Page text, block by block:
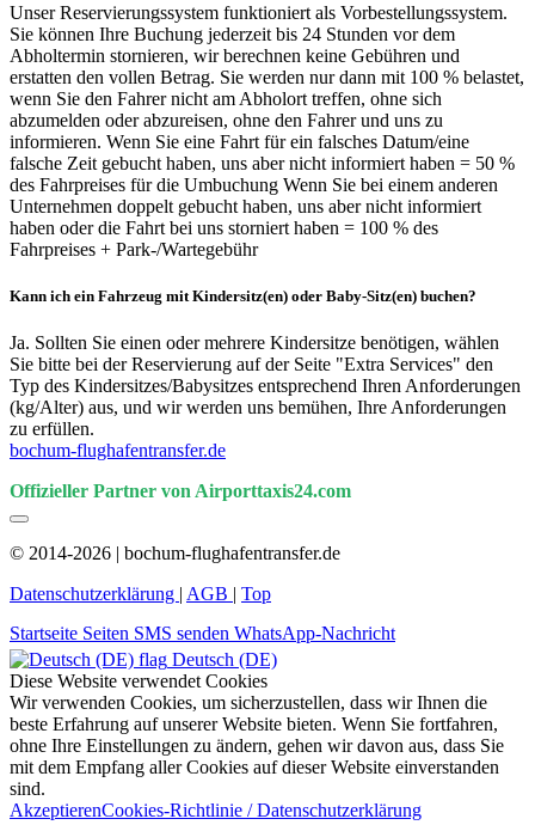
Unser Reservierungssystem funktioniert als Vorbestellungssystem.
Sie können Ihre Buchung jederzeit bis 24 Stunden vor dem
Abholtermin stornieren, wir berechnen keine Gebühren und
erstatten den vollen Betrag. Sie werden nur dann mit 100 % belastet,
wenn Sie den Fahrer nicht am Abholort treffen, ohne sich
abzumelden oder abzureisen, ohne den Fahrer und uns zu
informieren. Wenn Sie eine Fahrt für ein falsches Datum/eine
falsche Zeit gebucht haben, uns aber nicht informiert haben = 50 %
des Fahrpreises für die Umbuchung Wenn Sie bei einem anderen
Unternehmen doppelt gebucht haben, uns aber nicht informiert
haben oder die Fahrt bei uns storniert haben = 100 % des
Fahrpreises + Park-/Wartegebühr
Kann ich ein Fahrzeug mit Kindersitz(en) oder Baby-Sitz(en) buchen?
Ja. Sollten Sie einen oder mehrere Kindersitze benötigen, wählen
Sie bitte bei der Reservierung auf der Seite "Extra Services" den
Typ des Kindersitzes/Babysitzes entsprechend Ihren Anforderungen
(kg/Alter) aus, und wir werden uns bemühen, Ihre Anforderungen
zu erfüllen.
bochum-flughafentransfer.de
Offizieller Partner von Airporttaxis24.com
© 2014-2026 | bochum-flughafentransfer.de
Datenschutzerklärung | AGB | Top
Startseite Seiten SMS senden WhatsApp-Nachricht
Deutsch (DE)
Diese Website verwendet Cookies
Wir verwenden Cookies, um sicherzustellen, dass wir Ihnen die
beste Erfahrung auf unserer Website bieten. Wenn Sie fortfahren,
ohne Ihre Einstellungen zu ändern, gehen wir davon aus, dass Sie
mit dem Empfang aller Cookies auf dieser Website einverstanden
sind.
AkzeptierenCookies-Richtlinie / Datenschutzerklärung